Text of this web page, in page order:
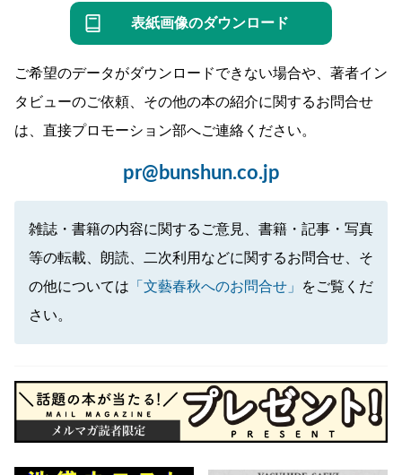
表紙画像のダウンロード
ご希望のデータがダウンロードできない場合や、著者イン
タビューのご依頼、その他の本の紹介に関するお問合せ
は、直接プロモーション部へご連絡ください。
pr@bunshun.co.jp
雑誌・書籍の内容に関するご意見、書籍・記事・写真
等の転載、朗読、二次利用などに関するお問合せ、そ
の他については 「文藝春秋へのお問合せ」
をご覧くだ
さい。